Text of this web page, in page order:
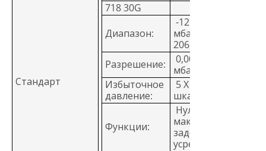
Стандарт
718 30G
Диапазон:
-12 - 30 PSI, (-850
мбар - 2 бар, -85 -
206,84 кПа)
Разрешение:
0,001 psi, 0,1
мбар, 0,01 кПа
Избыточное
давление:
5 X полная
шкала
Функции:
Нуль, минимум,
максимум,
задержка,
усреднение